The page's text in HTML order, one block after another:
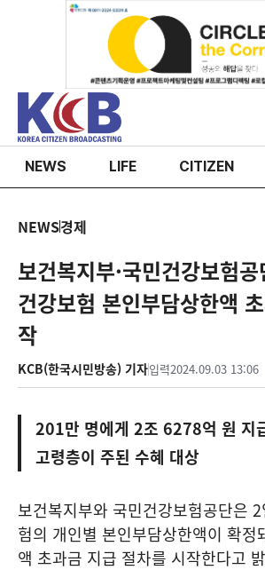
NEWS LIFE CITIZEN
NEWS경제
보건복지부·국민건강보험
건강보험 본인부담상한액
작
KCB(한국시민방송) 기자입력2024.09.03 13:06
201만 명에게 2조 6278억 원 지
고령층이 주된 수혜 대상
보건복지부와 국민건강보험공단은
험의 개인별 본인부담상한액이 확정
액 초과금 지급 절차를 시작한다고